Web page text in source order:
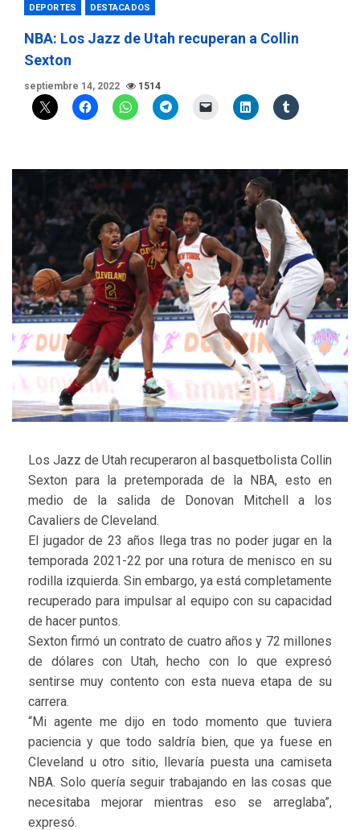
DEPORTES DESTACADOS
NBA: Los Jazz de Utah recuperan a Collin
Sexton
septiembre 14, 2022 1514
Los Jazz de Utah recuperaron al basquetbolista Collin
Sexton para la pretemporada de la NBA, esto en
medio de la salida de Donovan Mitchell a los
Cavaliers de Cleveland.
El jugador de 23 años llega tras no poder jugar en la
temporada 2021-22 por una rotura de menisco en su
rodilla izquierda. Sin embargo, ya está completamente
recuperado para impulsar al equipo con su capacidad
de hacer puntos.
Sexton firmó un contrato de cuatro años y 72 millones
de dólares con Utah, hecho con lo que expresó
sentirse muy contento con esta nueva etapa de su
carrera.
“Mi agente me dijo en todo momento que tuviera
paciencia y que todo saldría bien, que ya fuese en
Cleveland u otro sitio, llevaría puesta una camiseta
NBA. Solo quería seguir trabajando en las cosas que
necesitaba mejorar mientras eso se arreglaba”,
expresó.